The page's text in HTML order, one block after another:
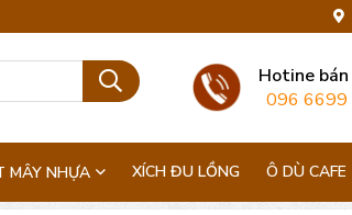
Hotine
096 6699
MÂY NHỰA XÍCH ĐU LỒNG Ô DÙ CAFE